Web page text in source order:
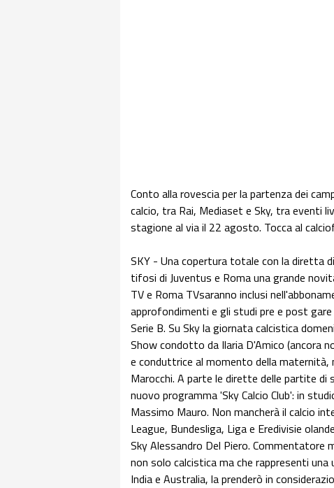
Conto alla rovescia per la partenza dei
calcio, tra Rai, Mediaset e Sky, tra eventi
stagione al via il 22 agosto. Tocca al
SKY - Una copertura totale con la diretta
tifosi di Juventus e Roma una grande
TV e Roma TVsaranno inclusi
approfondimenti e gli studi pre e post
Serie B. Su Sky la giornata calcistica
Show condotto da Ilaria D'Amico (ancora
e conduttrice al momento della maternità,
Marocchi. A parte le dirette delle partite di
nuovo programma 'Sky Calcio Club': in
Massimo Mauro. Non mancherà il calcio
League, Bundesliga, Liga e Eredivisie
Sky Alessandro Del Piero. Commentatore
non solo calcistica ma che rappresenti
India e Australia, la prenderò in